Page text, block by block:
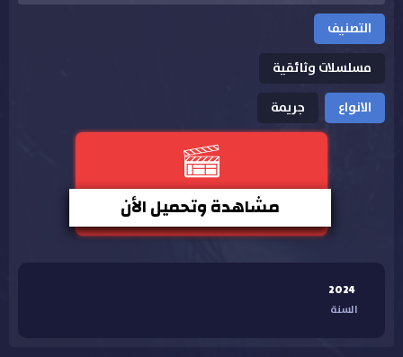
التصنيف
مسلسلات وثائقية
الانواع
جريمة
مشاهدة وتحميل الأن
2024
السنة